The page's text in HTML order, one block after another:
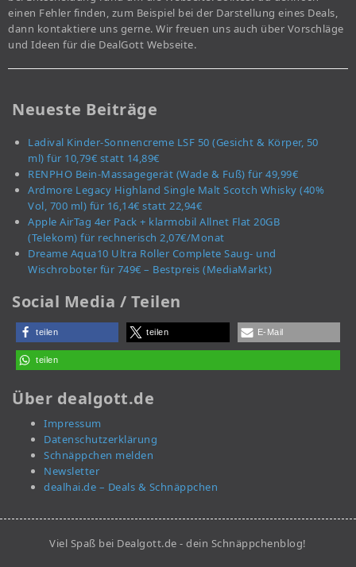
einen Fehler finden, zum Beispiel bei der Darstellung eines Deals,
dann kontaktiere uns gerne. Wir freuen uns auch über Vorschläge
und Ideen für die DealGott Webseite.
Neueste Beiträge
Ladival Kinder-Sonnencreme LSF 50 (Gesicht & Körper, 50
ml) für 10,79€ statt 14,89€
RENPHO Bein-Massagegerät (Wade & Fuß) für 49,99€
Ardmore Legacy Highland Single Malt Scotch Whisky (40%
Vol, 700 ml) für 16,14€ statt 22,94€
Apple AirTag 4er Pack + klarmobil Allnet Flat 20GB
(Telekom) für rechnerisch 2,07€/Monat
Dreame Aqua10 Ultra Roller Complete Saug- und
Wischroboter für 749€ – Bestpreis (MediaMarkt)
Social Media / Teilen
teilen teilen E-Mail
teilen
Über dealgott.de
Impressum
Datenschutzerklärung
Schnäppchen melden
Newsletter
dealhai.de – Deals & Schnäppchen
Viel Spaß bei Dealgott.de - dein Schnäppchenblog!